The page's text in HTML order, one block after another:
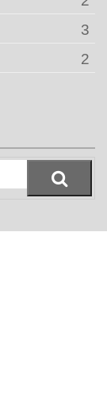
3
2